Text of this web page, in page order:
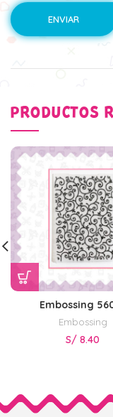
PRODUCTOS
Embossing
Embossing
S/ 8.40